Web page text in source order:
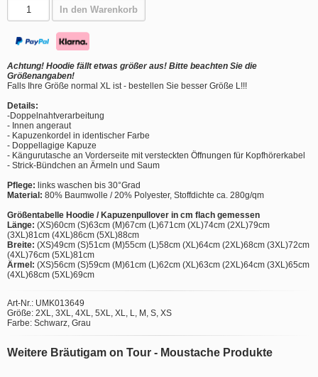
In den Warenkorb
Achtung! Hoodie fällt etwas größer aus! Bitte beachten Sie die
Größenangaben!
Falls Ihre Größe normal XL ist - bestellen Sie besser Größe L!!!
Details:
-Doppelnahtverarbeitung
- Innen angeraut
- Kapuzenkordel in identischer Farbe
- Doppellagige Kapuze
- Kängurutasche an Vorderseite mit versteckten Öffnungen für Kopfhörerkabel
- Strick-Bündchen an Ärmeln und Saum
Pflege: links waschen bis 30°Grad
Material: 80% Baumwolle / 20% Polyester, Stoffdichte ca. 280g/qm
Größentabelle Hoodie / Kapuzenpullover in cm flach gemessen
Länge: (XS)60cm (S)63cm (M)67cm (L)671cm (XL)74cm (2XL)79cm
(3XL)81cm (4XL)86cm (5XL)88cm
Breite: (XS)49cm (S)51cm (M)55cm (L)58cm (XL)64cm (2XL)68cm (3XL)72cm
(4XL)76cm (5XL)81cm
Ärmel: (XS)56cm (S)59cm (M)61cm (L)62cm (XL)63cm (2XL)64cm (3XL)65cm
(4XL)68cm (5XL)69cm
Art-Nr.: UMK013649
Größe: 2XL, 3XL, 4XL, 5XL, XL, L, M, S, XS
Farbe: Schwarz, Grau
Weitere Bräutigam on Tour - Moustache Produkte